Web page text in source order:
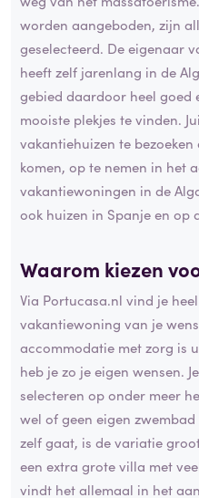
worden aangeboden, zijn
geselecteerd. De eigenaar
heeft zelf jarenlang in de
gebied daardoor heel goed
mooiste plekjes te vinden.
vakantiehuizen te
komen, op te nemen in het
vakantiewoningen in de
ook huizen in Spanje en op
Waarom kiezen
Via Portucasa.nl vind je
vakantiewoning van je
accommodatie met zorg is
heb je zo je eigen wensen.
selecteren op onder meer
wel of geen eigen
zelf gaat, is de variatie
een extra grote villa met
vindt het allemaal in het